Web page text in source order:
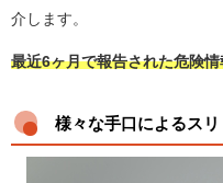
介します。
最近6ヶ月で報告された危険
様々な手口によるスリ